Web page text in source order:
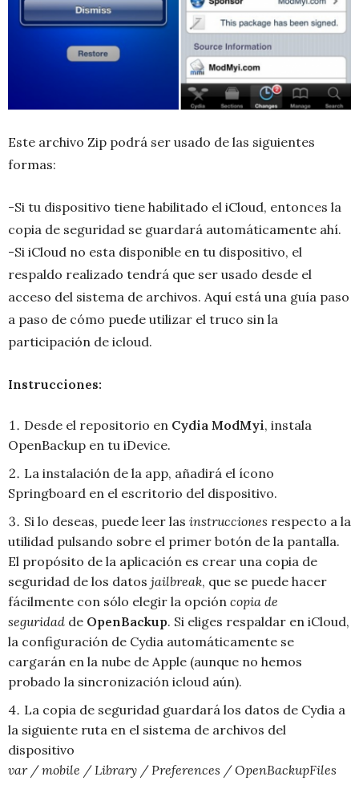
Este archivo Zip podrá ser usado de las siguientes
formas:
-Si tu dispositivo tiene habilitado el iCloud, entonces la
copia de seguridad se guardará automáticamente ahí.
-Si iCloud no esta disponible en tu dispositivo, el
respaldo realizado tendrá que ser usado desde el
acceso del sistema de archivos. Aquí está una guía paso
a paso de cómo puede utilizar el truco sin la
participación de icloud.
Instrucciones:
Desde el repositorio en Cydia ModMyi, instala
OpenBackup en tu iDevice.
La instalación de la app, añadirá el ícono
Springboard en el escritorio del dispositivo.
Si lo deseas, puede leer las instrucciones respecto a la
utilidad pulsando sobre el primer botón de la pantalla.
El propósito de la aplicación es crear una copia de
seguridad de los datos jailbreak, que se puede hacer
fácilmente con sólo elegir la opción copia de
seguridad de OpenBackup. Si eliges respaldar en iCloud,
la configuración de Cydia automáticamente se
cargarán en la nube de Apple (aunque no hemos
probado la sincronización icloud aún).
La copia de seguridad guardará los datos de Cydia a
la siguiente ruta en el sistema de archivos del
dispositivo
var / mobile / Library / Preferences / OpenBackupFiles